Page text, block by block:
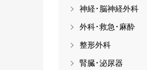
神経･脳神経外科
外科･救急･麻酔
整形外科
腎臓･泌尿器